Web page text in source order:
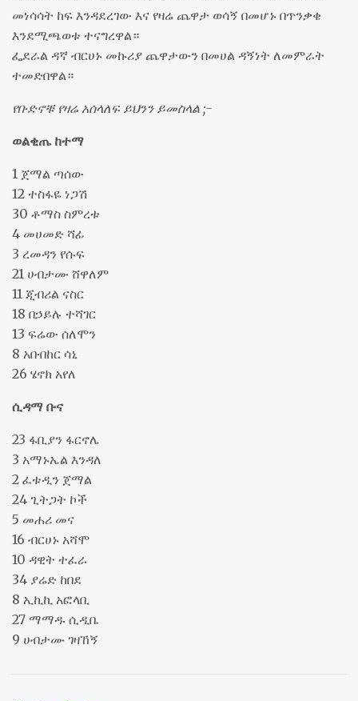
መነሳሳት ከፍ እንዳደረገው እና የዛሬ ጨዋታ ወሳኝ በመሆኑ በጥንቃቄ
እንደሚጫወቱ ተናግረዋል።
ፌደራል ዳኛ ብርሀኑ መኩሪያ ጨዋታውን በመሀል ዳኝነት ለመምራት
ተመድበዋል።
የቡድኖቹ የዛሬ አሰላለፍ ይህንን ይመስላል ;-
ወልቂጤ ከተማ
1 ጀማል ጣሰው
12 ተስፋዬ ነጋሽ
30 ቶማስ ስምረቱ
4 መሀመድ ሻፊ
3 ረመዳን የሱፍ
21 ሀብታሙ ሸዋለም
11 ጂብሪል ናስር
18 በኃይሉ ተሻገር
13 ፍሬው ሰለሞን
8 አቡበከር ሳኒ
26 ሄኖክ አየለ
ሲዳማ ቡና
23 ፋቢያን ፋርኖሌ
3 አማኑኤል እንዳለ
2 ፈቱዲን ጀማል
24 ጊትጋት ኮች
5 መሐሪ መና
16 ብርሀኑ አሻሞ
10 ዳዊት ተፈራ
34 ያሬድ ከበደ
8 ኢኪኪ አፎላቢ
27 ማማዱ ሲዲቤ
9 ሀብታሙ ገዛኸኝ